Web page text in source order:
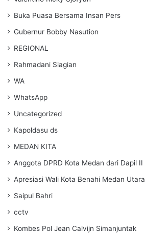
Buka Puasa Bersama Insan Pers
Gubernur Bobby Nasution
REGIONAL
Rahmadani Siagian
WA
WhatsApp
Uncategorized
Kapoldasu ds
MEDAN KITA
Anggota DPRD Kota Medan dari Dapil II
Apresiasi Wali Kota Benahi Medan Utara
Saipul Bahri
cctv
Kombes Pol Jean Calvijn Simanjuntak